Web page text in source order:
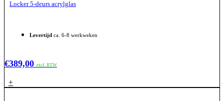
Locker 5-deurs acrylglas
Levertijd ca. 6-8 werkweken
€389,00 excl. BTW
+